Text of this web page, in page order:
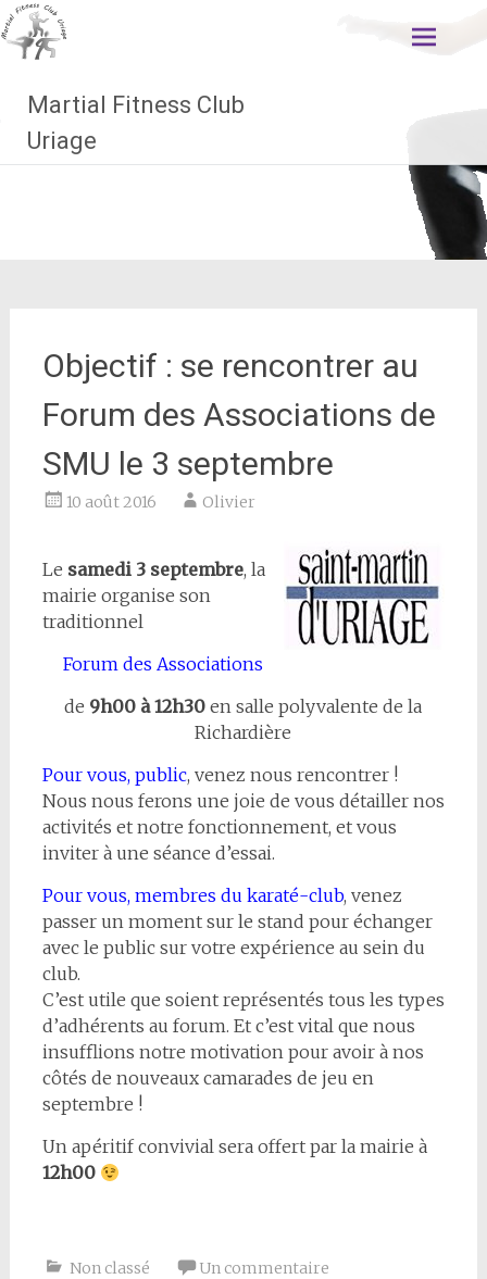
Aller
au
contenu
principal
Martial Fitness Club
Uriage
Objectif : se rencontrer au
Forum des Associations de
SMU le 3 septembre
10 août 2016 Olivier
Le samedi 3 septembre, la
mairie organise son
traditionnel
Forum des Associations
de 9h00 à 12h30 en salle polyvalente de la
Richardière
Pour vous, public, venez nous rencontrer !
Nous nous ferons une joie de vous détailler nos
activités et notre fonctionnement, et vous
inviter à une séance d’essai.
Pour vous, membres du karaté-club, venez
passer un moment sur le stand pour échanger
avec le public sur votre expérience au sein du
club.
C’est utile que soient représentés tous les types
d’adhérents au forum. Et c’est vital que nous
insufflions notre motivation pour avoir à nos
côtés de nouveaux camarades de jeu en
septembre !
Un apéritif convivial sera offert par la mairie à
12h00
Non classé Un commentaire